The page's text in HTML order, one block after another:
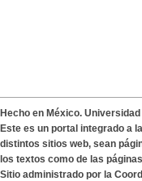
Hecho en México.
Este es un portal integrado a
distintos sitios web, sean
los textos como de las
Sitio administrado por la